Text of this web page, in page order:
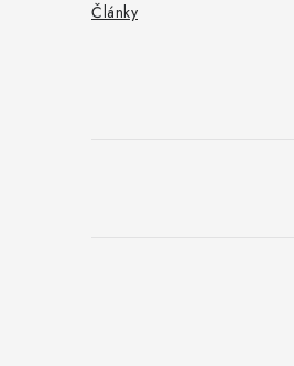
Články